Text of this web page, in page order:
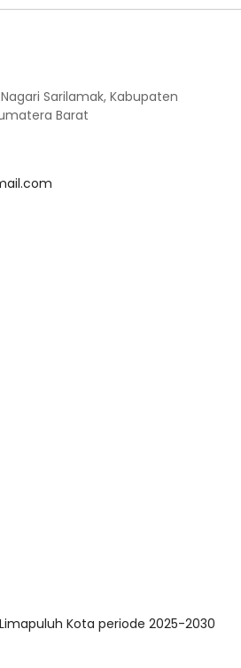
Sarilamak, Kabupaten
Barat
Kota periode 2025-2030